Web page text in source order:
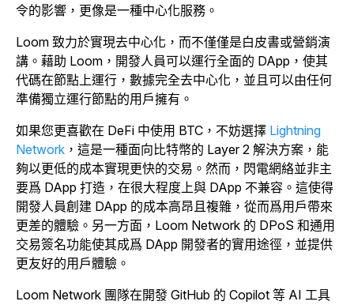
令的影響，更像是一種中心化服務。
Loom 致力於實現去中心化，而不僅僅是白皮書或營銷演
講。藉助 Loom，開發人員可以運行全面的 DApp，使其
代碼在節點上運行，數據完全去中心化，並且可以由任何
準備獨立運行節點的用戶擁有。
如果您更喜歡在 DeFi 中使用 BTC，不妨選擇 Lightning
Network ，這是一種面向比特幣的 Layer 2 解決方案，能
夠以更低的成本實現更快的交易。然而，閃電網絡並非主
要爲 DApp 打造，在很大程度上與 DApp 不兼容。這使得
開發人員創建 DApp 的成本高昂且複雜，從而爲用戶帶來
更差的體驗。另一方面，Loom Network 的 DPoS 和通用
交易簽名功能使其成爲 DApp 開發者的實用途徑，並提供
更友好的用戶體驗。
Loom Network 團隊在開發 GitHub 的 Copilot 等 AI 工具